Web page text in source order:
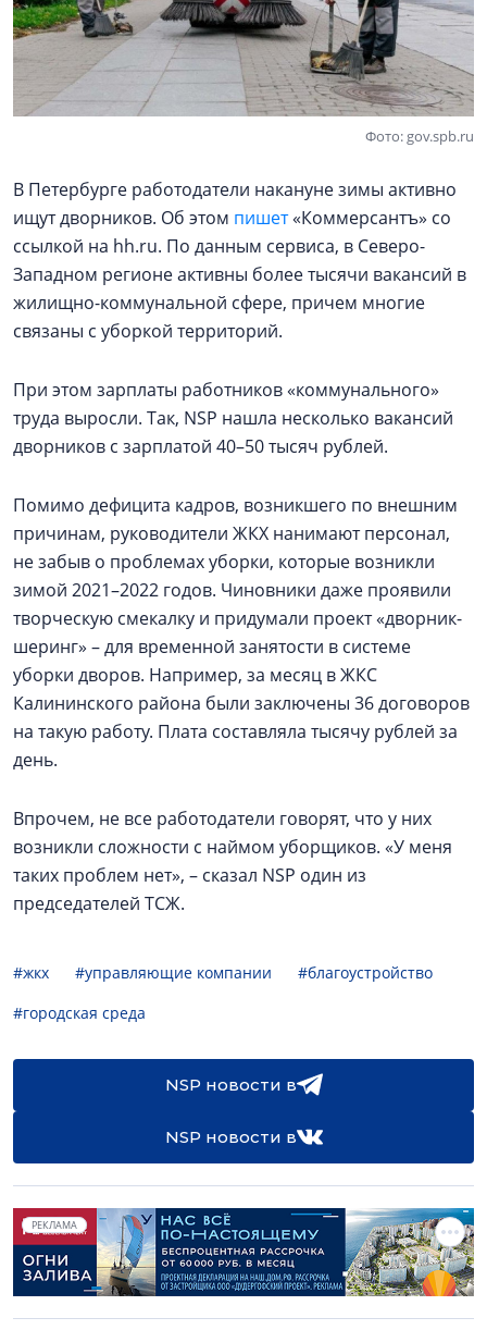
Фото: gov.spb.ru
В Петербурге работодатели накануне зимы активно
ищут дворников. Об этом пишет«Коммерсантъ» со
ссылкой на hh.ru. По данным сервиса, в Северо-
Западном регионе активны более тысячи вакансий в
жилищно-коммунальной сфере, причем многие
связаны с уборкой территорий.
При этом зарплаты работников «коммунального»
труда выросли. Так, NSP нашла несколько вакансий
дворников с зарплатой 40–50 тысяч рублей.
Помимо дефицита кадров, возникшего по внешним
причинам, руководители ЖКХ нанимают персонал,
не забыв о проблемах уборки, которые возникли
зимой 2021–2022 годов. Чиновники даже проявили
творческую смекалку и придумали проект «дворник-
шеринг» – для временной занятости в системе
уборки дворов. Например, за месяц в ЖКС
Калининского района были заключены 36 договоров
на такую работу. Плата составляла тысячу рублей за
день.
Впрочем, не все работодатели говорят, что у них
возникли сложности с наймом уборщиков. «У меня
таких проблем нет», – сказал NSP один из
председателей ТСЖ.
#жкх #управляющие компании
#благоустройство
#городская среда
NSP новости в
NSP новости в
РЕКЛАМА